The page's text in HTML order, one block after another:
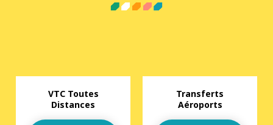
VTC Toutes
Distances
Transferts
Aéroports